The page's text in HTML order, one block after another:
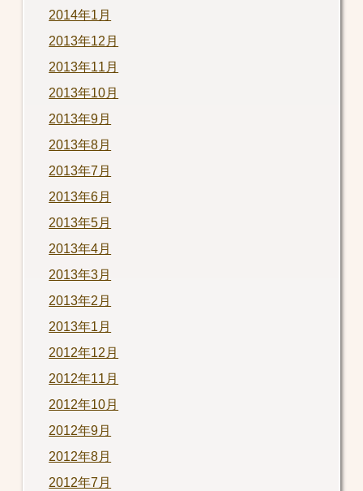
2014年1月
2013年12月
2013年11月
2013年10月
2013年9月
2013年8月
2013年7月
2013年6月
2013年5月
2013年4月
2013年3月
2013年2月
2013年1月
2012年12月
2012年11月
2012年10月
2012年9月
2012年8月
2012年7月